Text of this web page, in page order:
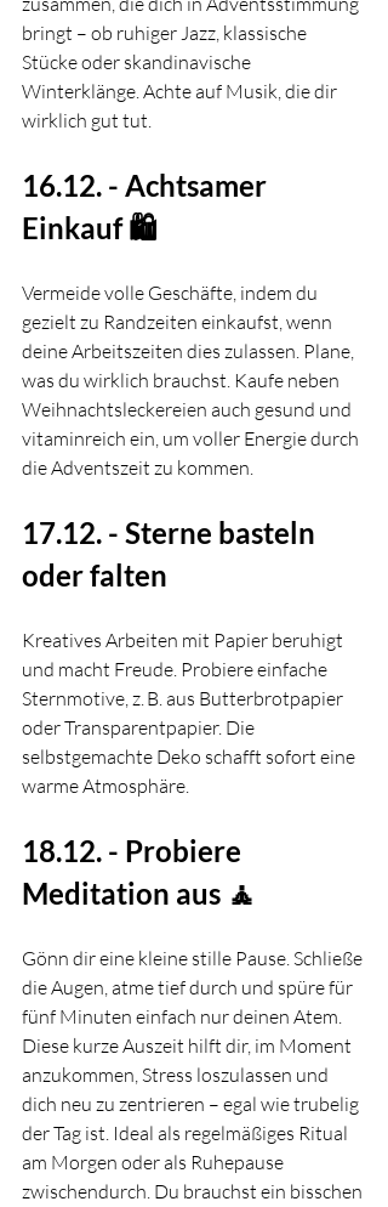
bringt – ob ruhiger Jazz, klassische
Stücke oder skandinavische
Winterklänge. Achte auf Musik, die dir
wirklich gut tut.
16.12. - Achtsamer
Einkauf 🛍️
Vermeide volle Geschäfte, indem du
gezielt zu Randzeiten einkaufst, wenn
deine Arbeitszeiten dies zulassen. Plane,
was du wirklich brauchst. Kaufe neben
Weihnachtsleckereien auch gesund und
vitaminreich ein, um voller Energie durch
die Adventszeit zu kommen.
17.12. - Sterne basteln
oder falten
Kreatives Arbeiten mit Papier beruhigt
und macht Freude. Probiere einfache
Sternmotive, z. B. aus Butterbrotpapier
oder Transparentpapier. Die
selbstgemachte Deko schafft sofort eine
warme Atmosphäre.
18.12. - Probiere
Meditation aus 🧘
Gönn dir eine kleine stille Pause. Schließe
die Augen, atme tief durch und spüre für
fünf Minuten einfach nur deinen Atem.
Diese kurze Auszeit hilft dir, im Moment
anzukommen, Stress loszulassen und
dich neu zu zentrieren – egal wie trubelig
der Tag ist. Ideal als regelmäßiges Ritual
am Morgen oder als Ruhepause
zwischendurch. Du brauchst ein bisschen